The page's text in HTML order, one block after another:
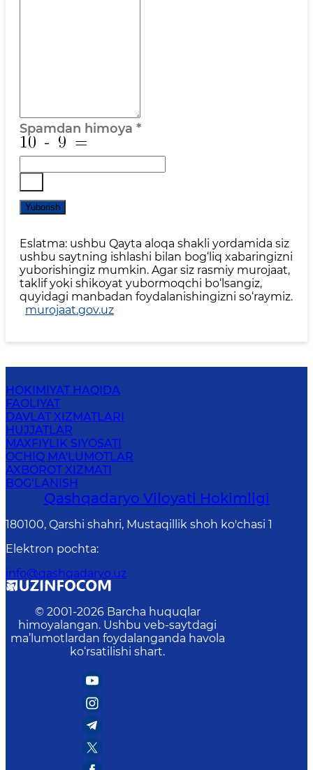
Spamdan himoya *
Yuborish
Eslatma: ushbu Qayta aloqa shakli yordamida siz
ushbu saytning ishlashi bilan bog‘liq xabaringizni
yuborishingiz mumkin. Agar siz rasmiy murojaat,
taklif yoki shikoyat yubormoqchi bo‘lsangiz,
quyidagi manbadan foydalanishingizni so‘raymiz.
murojaat.gov.uz
HOKIMIYAT HAQIDA
FAOLIYAT
DAVLAT XIZMATLARI
HUJJATLAR
MAXFIYLIK SIYOSATI
OCHIQ MA'LUMOTLAR
AXBOROT XIZMATI
BOG‘LANISH
Qashqadaryo Viloyati Hоkimligi
180100, Qаrshi shаhri, Mustаqillik shoh ko'chasi 1
Elektron pochta:
info@qashqadaryo.uz
© 2001-2026 Barcha huquqlar
himoyalangan. Ushbu veb-saytdagi
ma’lumotlardan foydalanganda havola
ko‘rsatilishi shart.